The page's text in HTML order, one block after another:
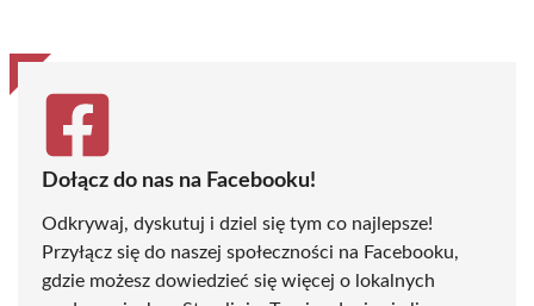
Dołącz do nas na Facebooku!
Odkrywaj, dyskutuj i dziel się tym co najlepsze!
Przyłącz się do naszej społeczności na Facebooku,
gdzie możesz dowiedzieć się więcej o lokalnych